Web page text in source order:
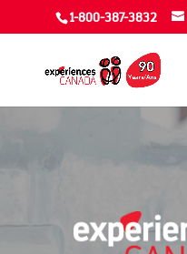
1-800-387-3832